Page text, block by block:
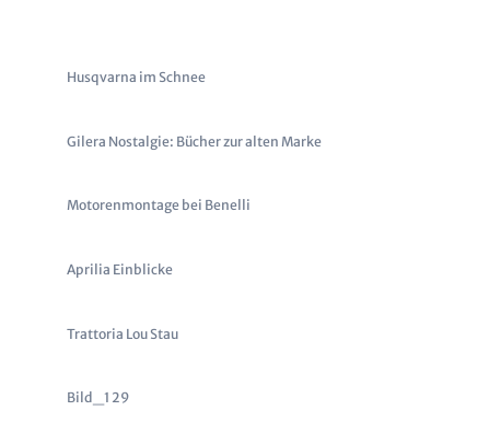
Husqvarna im Schnee
Gilera Nostalgie: Bücher zur alten Marke
Motorenmontage bei Benelli
Aprilia Einblicke
Trattoria Lou Stau
Bild_1 29